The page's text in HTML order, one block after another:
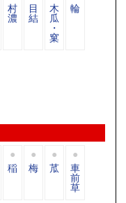
村
濃
目
結
木
瓜
・
窠
輪
稲 梅 苽 車
前
草